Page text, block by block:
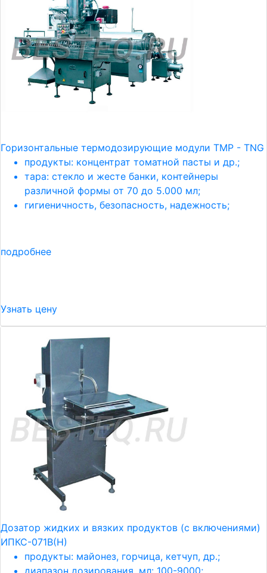
Горизонтальные термодозирующие модули TMP - TNG
продукты: концентрат томатной пасты и др.;
тара: стекло и жесте банки, контейнеры
различной формы от 70 до 5.000 мл;
гигиеничность, безопасность, надежность;
подробнее
Узнать цену
Дозатор жидких и вязких продуктов (с включениями)
ИПКС-071В(Н)
продукты: майонез, горчица, кетчуп, др.;
диапазон дозирования, мл: 100-9000;